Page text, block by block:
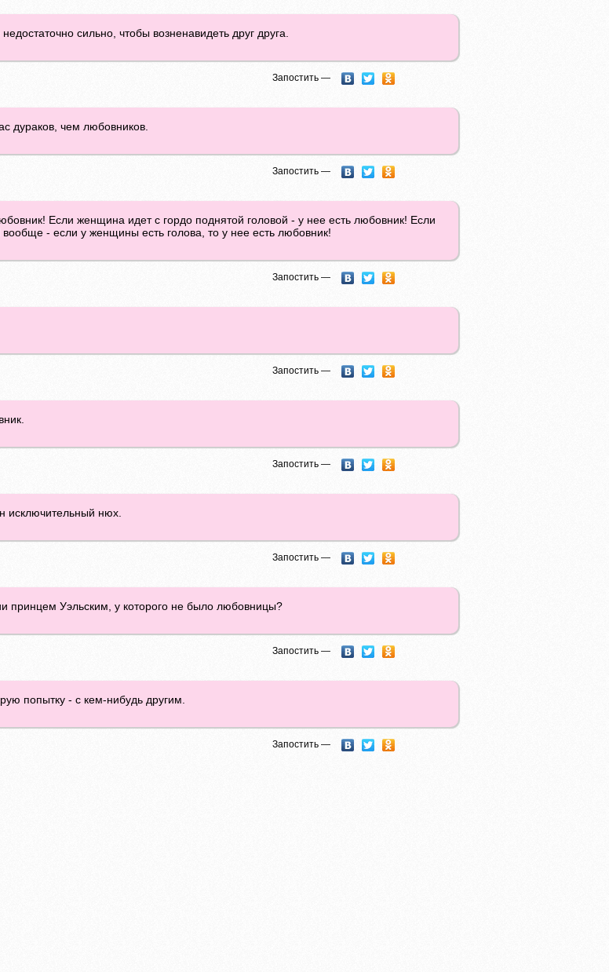
сильно, чтобы возненавидеть друг друга.
Запостить —
дураков, чем любовников.
Запостить —
Если женщина идет с гордо поднятой головой - у нее есть любовник! Если
- если у женщины есть голова, то у нее есть любовник!
Запостить —
Запостить —
Запостить —
исключительный нюх.
Запостить —
принцем Уэльским, у которого не было любовницы?
Запостить —
попытку - с кем-нибудь другим.
Запостить —